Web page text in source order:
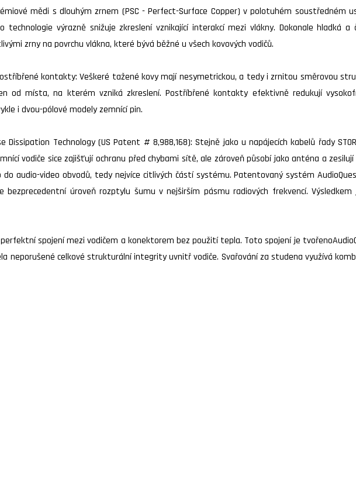
mědi s dlouhým zrnem (PSC - Perfect-Surface Copper) v polotuhém soustředném
výrazně snižuje zkreslení vznikající interakcí mezi vlákny. Dokonale hladká
zrny na povrchu vlákna, které bývá běžné u všech kovových vodičů.
kontakty: Veškeré tažené kovy mají nesymetrickou, a tedy i zrnitou směrovou
od místa, na kterém vzniká zkreslení. Postříbřené kontakty efektivně redukují
i dvou-pólové modely zemnící pin.
Dissipation Technology (US Patent # 8,988,168): Stejně jako u napájecích kabelů řady
vodiče sice zajišťují ochranu před chybami sítě, ale zároveň působí jako anténa a
audio-video obvodů, tedy nejvíce citlivých částí systému. Patentovaný systém
bezprecedentní úroveň rozptylu šumu v nejširším pásmu radiových frekvencí.
spojení mezi vodičem a konektorem bez použití tepla. Toto spojení je
neporušené celkové strukturální integrity uvnitř vodiče. Svařování za studena využívá